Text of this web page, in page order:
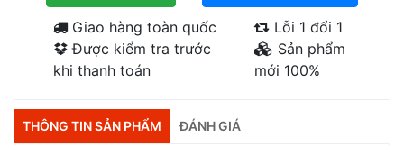
Giao hàng toàn quốc
Được kiểm tra trước
khi thanh toán
Lỗi 1 đổi 1
Sản phẩm
mới 100%
THÔNG TIN SẢN PHẨM ĐÁNH GIÁ